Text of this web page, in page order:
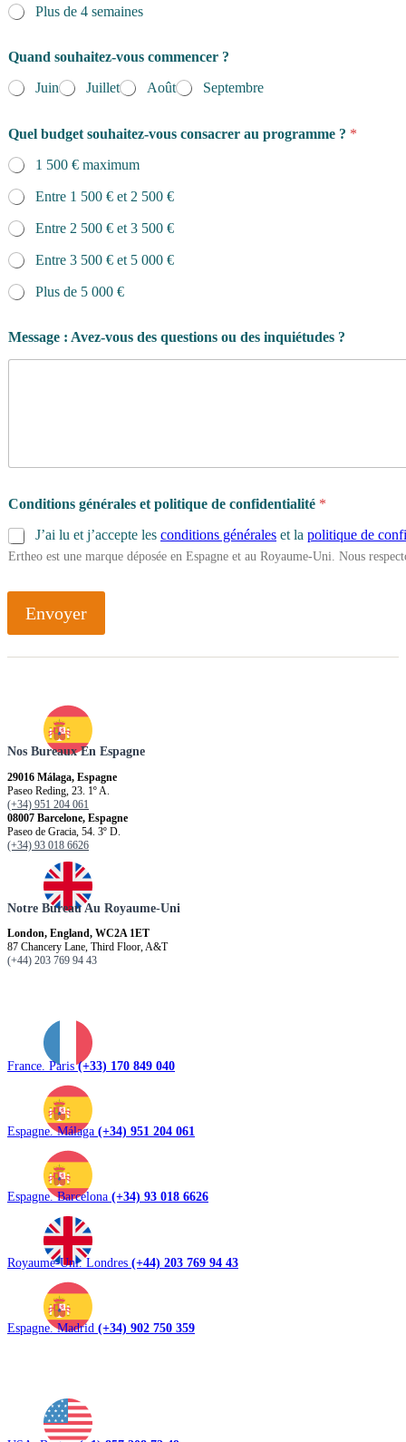
Plus de 4 semaines
Quand souhaitez-vous commencer ?
Juin
Juillet Août Septembre
Quel budget souhaitez-vous consacrer au programme ? *
1 500 € maximum
Entre 1 500 € et 2 500 €
Entre 2 500 € et 3 500 €
Entre 3 500 € et 5 000 €
Plus de 5 000 €
Message : Avez-vous des questions ou des inquiétudes ?
Conditions générales et politique de confidentialité *
J’ai lu et j’accepte les conditions générales et la politique de
Ertheo est une marque déposée en Espagne et au Royaume-Uni. Nous
Envoyer
Nos Bureaux En Espagne
29016 Málaga, Espagne
Paseo Reding, 23. 1º A.
(+34) 951 204 061
08007 Barcelone, Espagne
Paseo de Gracia, 54. 3º D.
(+34) 93 018 6626
Notre Bureau Au Royaume-Uni
London, England, WC2A 1ET
87 Chancery Lane, Third Floor, A&T
(+44) 203 769 94 43
France. Paris(+33) 170 849 040
Espagne. Málaga (+34) 951 204 061
Espagne. Barcelona (+34) 93 018 6626
Royaume-Uni. Londres (+44) 203 769 94 43
Espagne. Madrid (+34) 902 750 359